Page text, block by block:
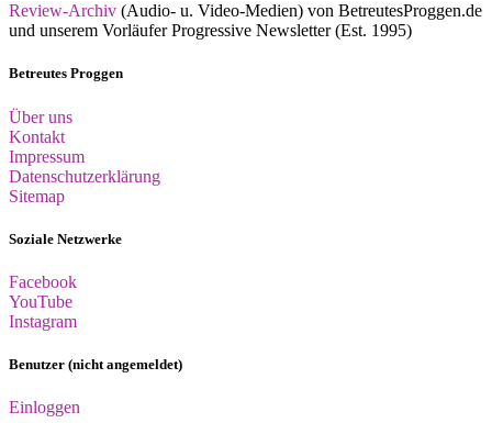
Review-Archiv (Audio- u. Video-Medien) von BetreutesProggen.de
und unserem Vorläufer Progressive Newsletter (Est. 1995)
Betreutes Proggen
Über uns
Kontakt
Impressum
Datenschutzerklärung
Sitemap
Soziale Netzwerke
Facebook
YouTube
Instagram
Benutzer (nicht angemeldet)
Einloggen